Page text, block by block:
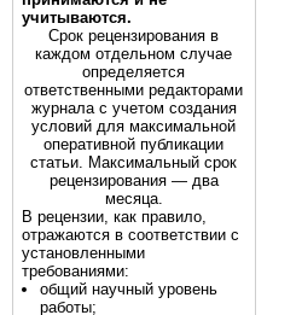
учитываются.
Срок рецензирования в
каждом отдельном случае
определяется
ответственными редакторами
журнала с учетом создания
условий для максимальной
оперативной публикации
статьи. Максимальный срок
рецензирования — два
месяца.
В рецензии, как правило,
отражаются в соответствии с
установленными
требованиями:
общий научный уровень
работы;